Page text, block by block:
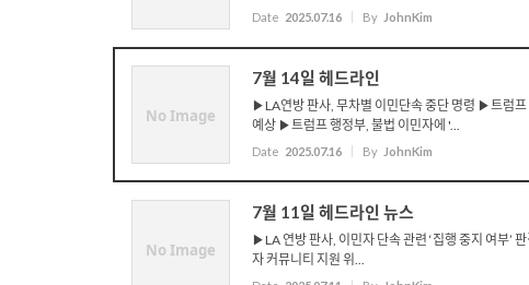
Date 2025.07.16 By JohnKim
No Image
7월 14일 헤드라인
▶LA연방 판사, 무차별 이민단속 중단 명령 ▶트럼
예상 ▶트럼프 행정부, 불법 이민자에 '...
Date 2025.07.16 By JohnKim
No Image
7월 11일 헤드라인 뉴스
▶LA 연방 판사, 이민자 단속 관련 ‘집행 중지 여부’
자 커뮤니티 지원 위...